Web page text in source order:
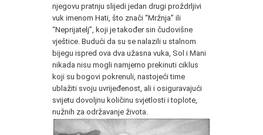
njegovu pratnju slijedi jedan drugi proždrljivi
vuk imenom Hati, što znači “Mržnja” ili
“Neprijatelj”, koji je također sin čudovišne
vještice. Budući da su se nalazili u stalnom
bijegu ispred ova dva užasna vuka, Sol i Mani
nikada nisu mogli namjerno prekinuti ciklus
koji su bogovi pokrenuli, nastojeći time
ublažiti svoju uvrijeđenost, ali i osiguravajući
svijetu dovoljnu količinu svjetlosti i toplote,
nužnih za održavanje života.